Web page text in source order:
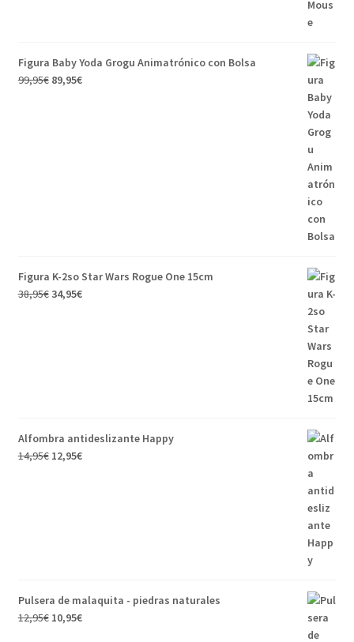
Figura Baby Yoda Grogu Animatrónico con Bolsa
99,95€ 89,95€
Figura K-2so Star Wars Rogue One 15cm
38,95€34,95€
Alfombra antideslizante Happy
14,95€ 12,95€
Pulsera de malaquita - piedras naturales
12,95€ 10,95€